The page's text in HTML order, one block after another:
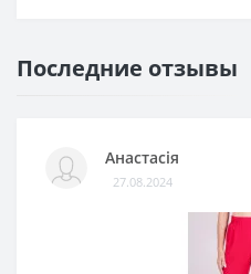
Последние отзывы
Анастасія
27.08.2024